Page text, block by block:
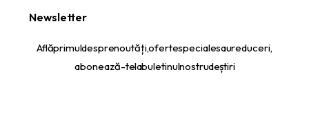
Newsletter
Află primul despre noutăți, oferte speciale sau reduceri,
abonează-te la buletinul nostru de știri